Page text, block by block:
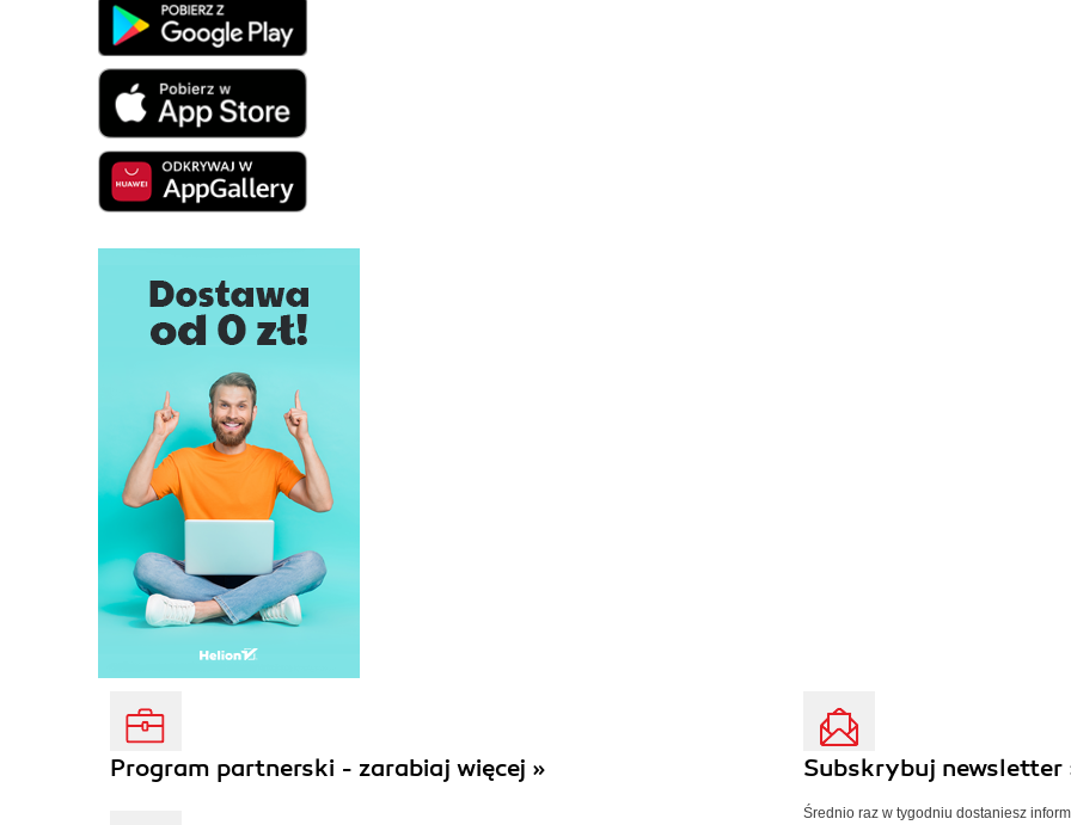
Program partnerski - zarabiaj więcej » Subskrybuj newsletter
Średnio raz w tygodniu dostaniesz